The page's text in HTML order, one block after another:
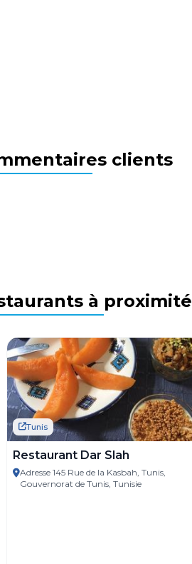
clients
à proximité
Tunis
Restaurant Dar Slah
Adresse 145 Rue de la Kasbah, Tunis,
Gouvernorat de Tunis, Tunisie